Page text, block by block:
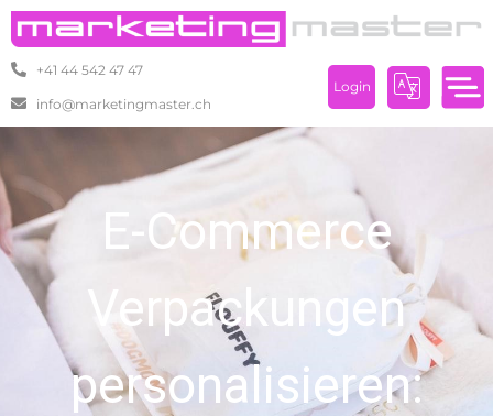
+41 44 542 47 47
info@marketingmaster.ch
Login
E-Commerce
Verpackungen
personalisieren: